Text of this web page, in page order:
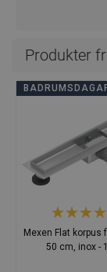
Produkter
Mexen Flat korpus
50 cm, inox -